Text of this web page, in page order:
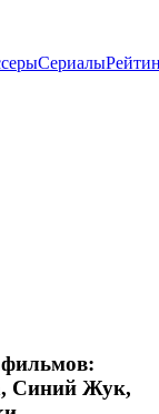
Сериалы
Синий Жук,